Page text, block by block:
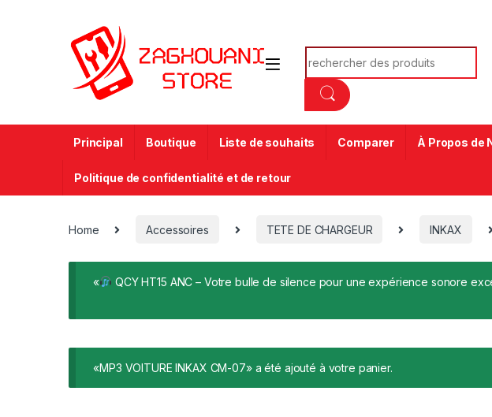
Principal Boutique Liste de souhaits Comparer À Propos de
Politique de confidentialité et de retour
Home Accessoires TETE DE CHARGEUR INKAX
«
QCY HT15 ANC – Votre bulle de silence pour une expérience sonore
«MP3 VOITURE INKAX CM-07» a été ajouté à votre panier.